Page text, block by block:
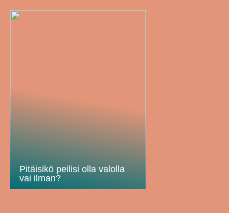
Pitäisikö peilisi olla valolla
vai ilman?